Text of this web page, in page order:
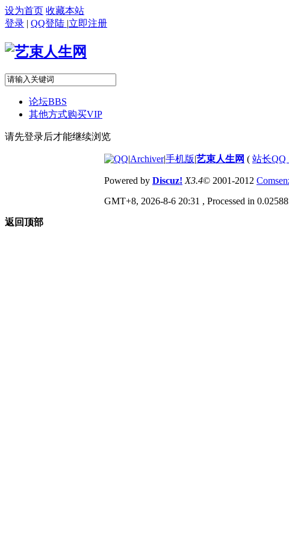
设为首页 收藏本站
登录 | QQ登陆 |立即注册
论坛BBS
其他方式购买VIP
请先登录后才能继续浏览
|Archiver|手机版|艺束人生网 ( 站长QQ
Powered by Discuz! X3.4© 2001-2012
GMT+8, 2026-8-6 20:31 , Processed in
返回顶部